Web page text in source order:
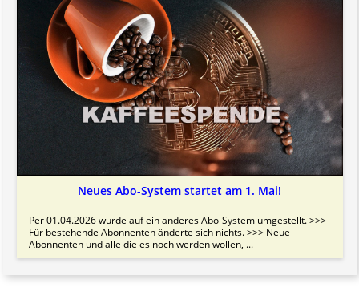
Neues Abo-System startet am 1. Mai!
Per 01.04.2026 wurde auf ein anderes Abo-System umgestellt. >>>
Für bestehende Abonnenten änderte sich nichts. >>> Neue
Abonnenten und alle die es noch werden wollen, ...